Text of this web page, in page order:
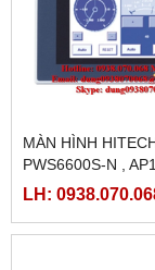
MÀN HÌNH
PWS6600S-N ,
LH: